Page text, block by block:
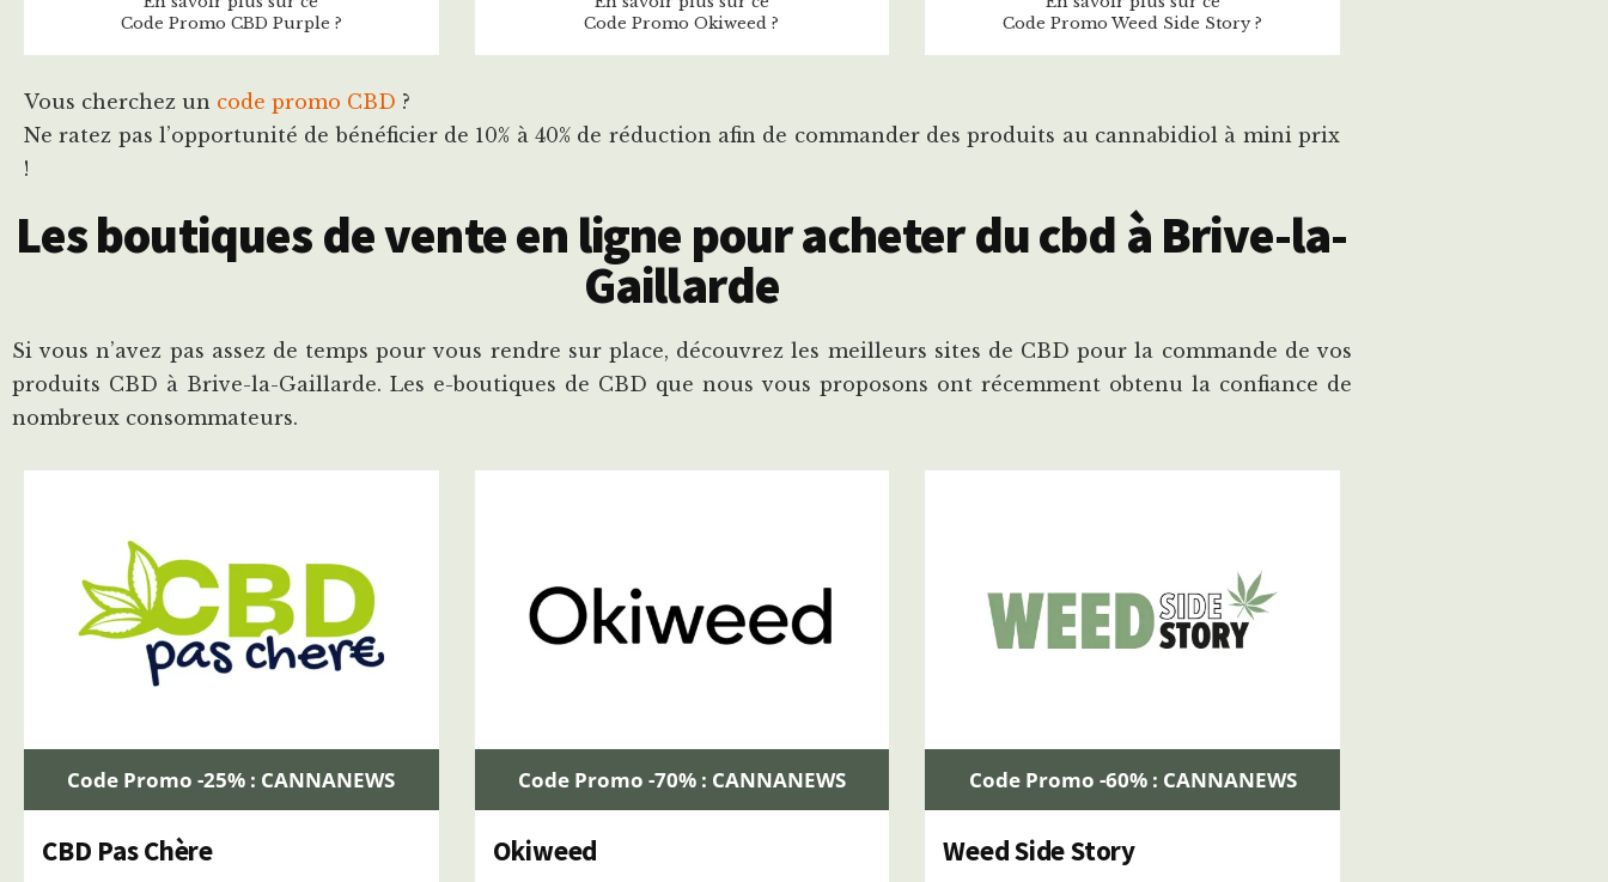
Code Promo CBD Purple ?
Code Promo Okiweed ?
Code Promo Weed Side Story ?
Vous cherchez un code promo CBD ?
Ne ratez pas l’opportunité de bénéficier de 10% à 40% de réduction afin de commander des produits au cannabidiol à mini prix
!
Les boutiques de vente en ligne pour acheter du cbd à Brive-la-
Gaillarde
Si vous n’avez pas assez de temps pour vous rendre sur place, découvrez les meilleurs sites de CBD pour la commande de vos
produits CBD à Brive-la-Gaillarde. Les e-boutiques de CBD que nous vous proposons ont récemment obtenu la confiance de
nombreux consommateurs.
Code Promo -25% : CANNANEWS
CBD Pas Chère
Code Promo -70% : CANNANEWS
Okiweed
Code Promo -60% : CANNANEWS
Weed Side Story